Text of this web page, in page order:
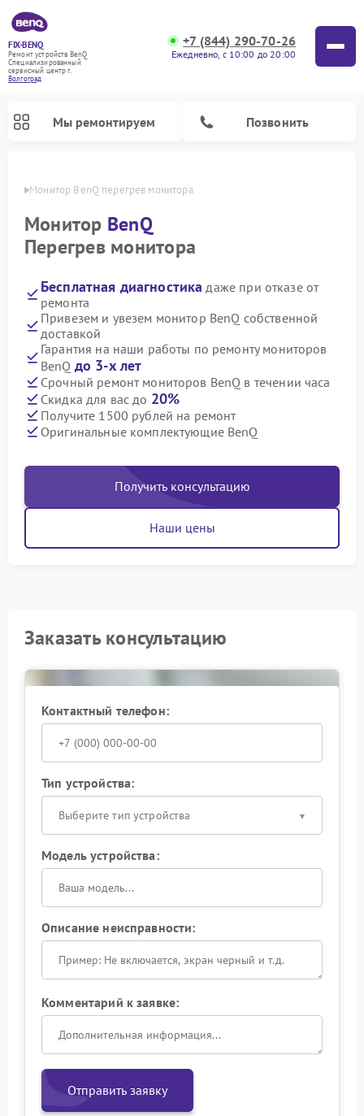
FIX-BENQ
Ремонт устройств BenQ
Специализированный
cервисный центр г.
Волгоград
+7 (844) 290-70-26
Ежедневно, с 10:00 до 20:00
Мы ремонтируем Позвонить
Монитор BenQ перегрев монитора
Монитор BenQ
Перегрев монитора
Бесплатная диагностика даже при отказе от
ремонта
Привезем и увезем монитор BenQ собственной
доставкой
Гарантия на наши работы по ремонту мониторов
BenQ до 3-х лет
Срочный ремонт мониторов BenQ в течении часа
Скидка для вас до 20%
Получите 1500 рублей на ремонт
Оригинальные комплектующие BenQ
Получить консультацию
Наши цены
Заказать консультацию
Контактный телефон:
Тип устройства:
Выберите тип устройства
Модель устройства:
Описание неисправности:
Комментарий к заявке:
Отправить заявку